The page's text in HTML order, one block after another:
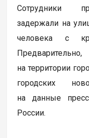
Сотрудники
задержали на
человека с
на территории
городских
на данные
России.